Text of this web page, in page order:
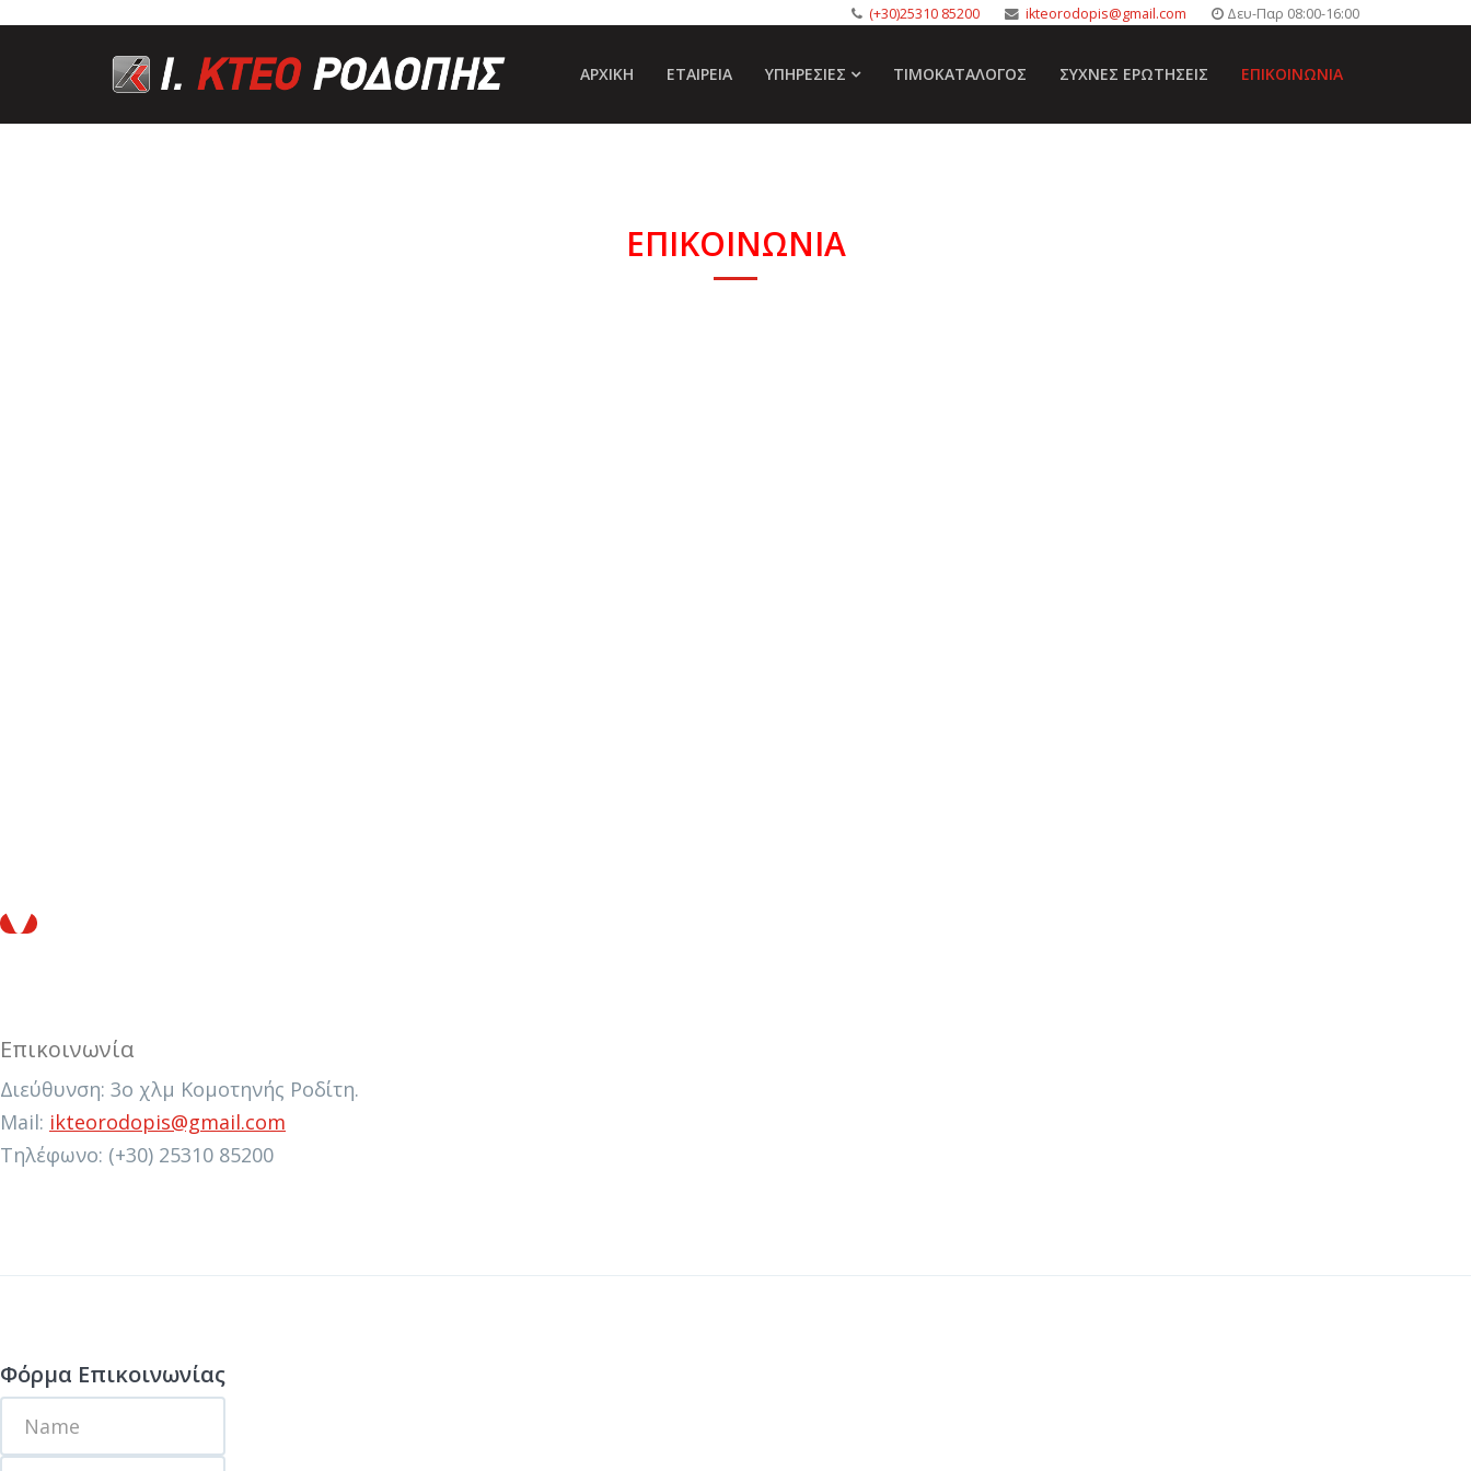
(+30)25310 85200 ikteorodopis@gmail.com Δευ-Παρ 08:00-16:00
ΑΡΧΙΚΉ ΕΤΑΙΡΕΊΑ ΥΠΗΡΕΣΊΕΣ ΤΙΜΟΚΑΤΆΛΟΓΟΣ ΣΥΧΝΈΣ ΕΡΩΤΉΣΕΙΣ ΕΠΙΚΟΙΝΩΝΊΑ
ΕΠΙΚΟΙΝΩΝΊΑ
Επικοινωνία
Διεύθυνση: 3ο χλμ Κομοτηνής Ροδίτη.
Mail: ikteorodopis@gmail.com
Τηλέφωνο: (+30) 25310 85200
Φόρμα Επικοινωνίας